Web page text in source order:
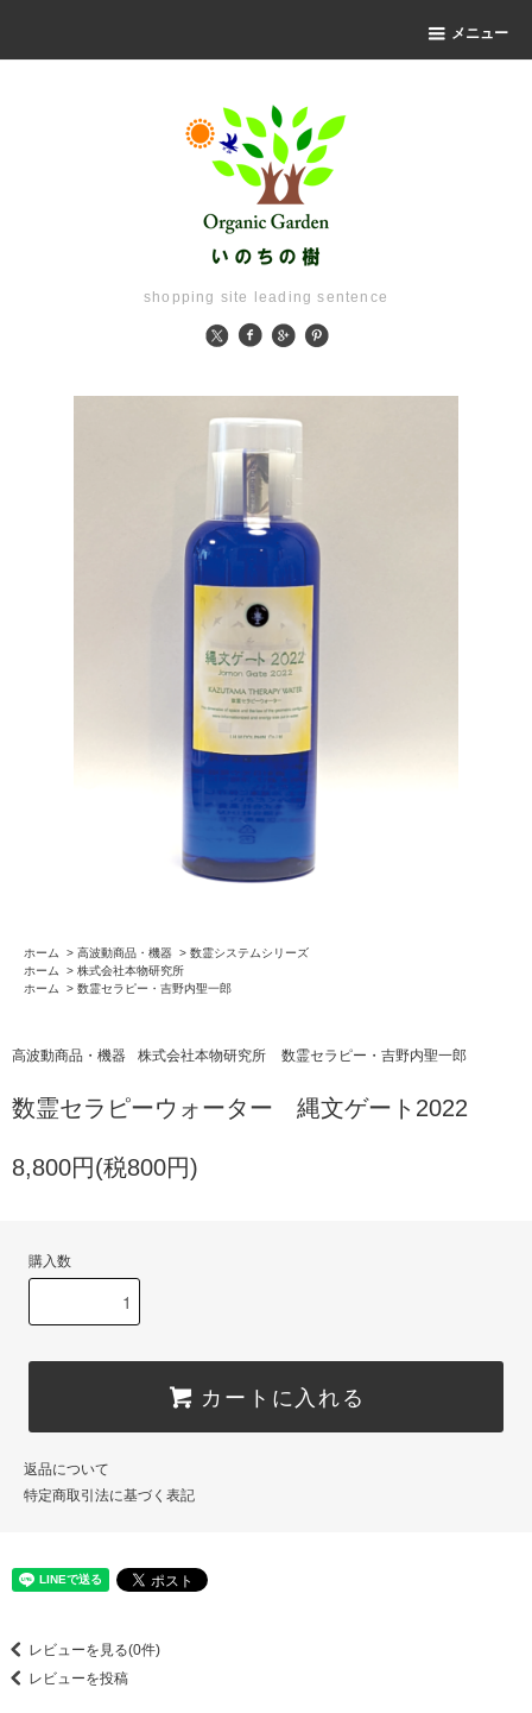
メニュー
shopping site leading sentence
ホーム > 高波動商品・機器 > 数霊システムシリーズ
ホーム
> 株式会社本物研究所
ホーム
> 数霊セラピー・吉野内聖一郎
高波動商品・機器 株式会社本物研究所 数霊セラピー・吉野内聖一郎
数霊セラピーウォーター 縄文ゲート2022
8,800円(税800円)
購入数
カートに入れる
返品について
特定商取引法に基づく表記
レビューを見る(0件)
レビューを投稿